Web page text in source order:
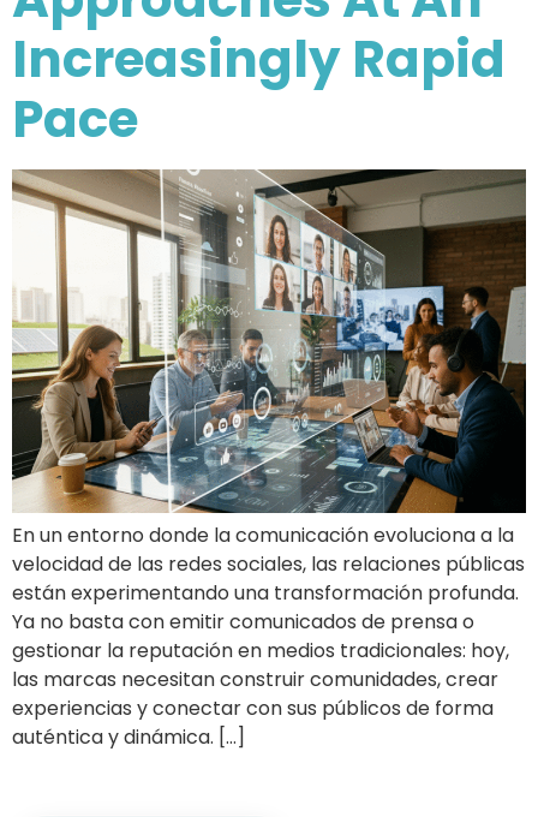
Increasingly Rapid
Pace
En un entorno donde la comunicación evoluciona a la
velocidad de las redes sociales, las relaciones públicas
están experimentando una transformación profunda.
Ya no basta con emitir comunicados de prensa o
gestionar la reputación en medios tradicionales: hoy,
las marcas necesitan construir comunidades, crear
experiencias y conectar con sus públicos de forma
auténtica y dinámica. […]